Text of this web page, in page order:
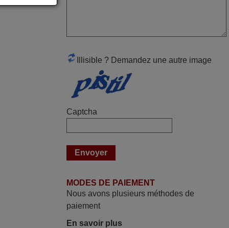
La telecommande fonctionne tres bien, et
Parfait.. je recommande..!
Illisible ? Demandez une autre image
Captcha
MODES DE PAIEMENT
Nous avons plusieurs méthodes de
paiement
En savoir plus